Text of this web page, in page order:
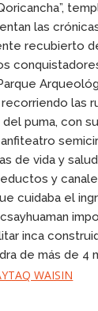
las
recubierto
recorriendo las
puma, con
de vida y
y
cuidaba el
inca
de más de 4
WAISIN